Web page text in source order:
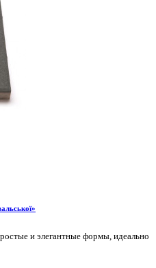
и элегантные формы, идеально